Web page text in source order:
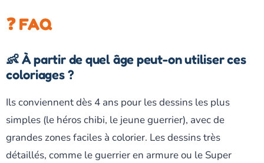
❓ FAQ
👶 À partir de quel âge peut-on utiliser ces
coloriages ?
Ils conviennent dès 4 ans pour les dessins les plus
simples (le héros chibi, le jeune guerrier), avec de
grandes zones faciles à colorier. Les dessins très
détaillés, comme le guerrier en armure ou le Super